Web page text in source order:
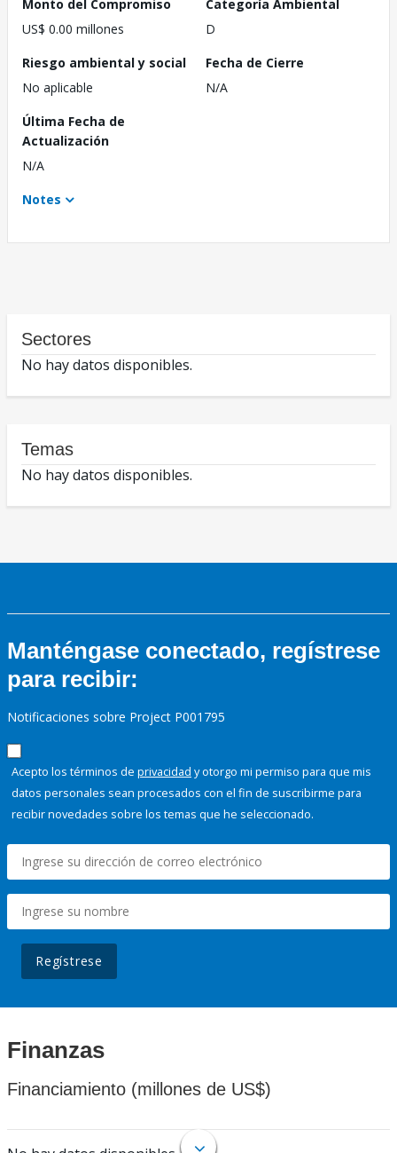
Monto del Compromiso
US$ 0.00 millones
Categoría Ambiental
D
Riesgo ambiental y social
No aplicable
Fecha de Cierre
N/A
Última Fecha de
Actualización
N/A
Notes
Sectores
No hay datos disponibles.
Temas
No hay datos disponibles.
Manténgase conectado, regístrese
para recibir:
Notificaciones sobre Project P001795
Acepto los términos de privacidad y otorgo mi permiso para que mis
datos personales sean procesados con el fin de suscribirme para
recibir novedades sobre los temas que he seleccionado.
Regístrese
Finanzas
Financiamiento (millones de US$)